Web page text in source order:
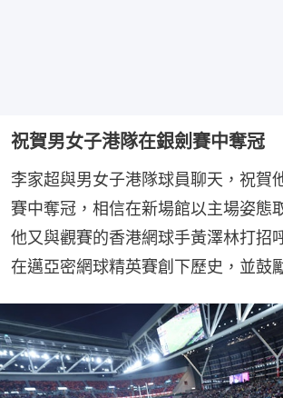
祝賀男女子港隊在銀劍賽中奪冠
李家超與男女子港隊球員聊天，祝賀
賽中奪冠，相信在新場館以主場姿態
他又與觀賽的香港網球手黃澤林打招
在邁亞密網球精英賽創下歷史，並鼓